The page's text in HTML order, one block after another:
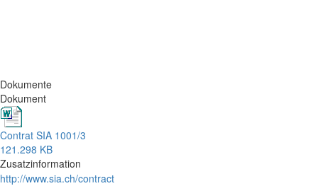
Dokumente
Dokument
Contrat SIA 1001/3
121.298 KB
Zusatzinformation
http://www.sia.ch/contract